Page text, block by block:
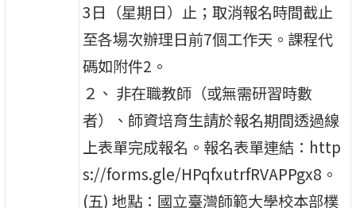
3日（星期日）止；取消報名時間截止
至各場次辦理日前7個工作天。課程代
碼如附件2。
２、 非在職教師（或無需研習時數
者）、師資培育生請於報名期間透過線
上表單完成報名。報名表單連結：http
s://forms.gle/HPqfxutrfRVAPPgx8。
(五) 地點：國立臺灣師範大學校本部樸